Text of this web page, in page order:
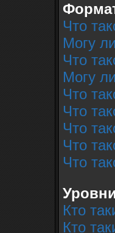
Что
Могу
Что
Могу
Что
Что
Что
Что
Что
Кто
Кто